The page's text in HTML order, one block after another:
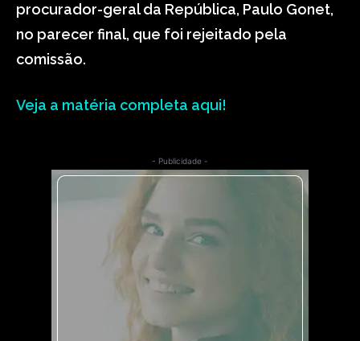
procurador-geral da República, Paulo Gonet,
no parecer final, que foi rejeitado pela
comissão.
Veja a matéria completa aqui!
- Publicidade -